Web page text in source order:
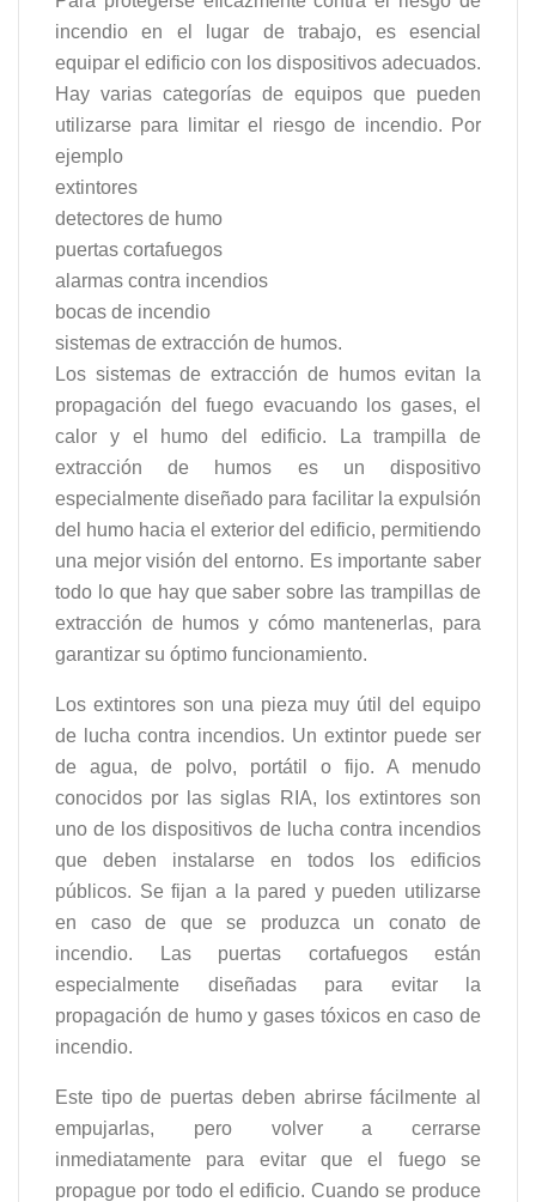
incendio en el lugar de trabajo, es esencial
equipar el edificio con los dispositivos adecuados.
Hay varias categorías de equipos que pueden
utilizarse para limitar el riesgo de incendio. Por
ejemplo
extintores
detectores de humo
puertas cortafuegos
alarmas contra incendios
bocas de incendio
sistemas de extracción de humos.
Los sistemas de extracción de humos evitan la
propagación del fuego evacuando los gases, el
calor y el humo del edificio. La trampilla de
extracción de humos es un dispositivo
especialmente diseñado para facilitar la expulsión
del humo hacia el exterior del edificio, permitiendo
una mejor visión del entorno. Es importante saber
todo lo que hay que saber sobre las trampillas de
extracción de humos y cómo mantenerlas, para
garantizar su óptimo funcionamiento.
Los extintores son una pieza muy útil del equipo
de lucha contra incendios. Un extintor puede ser
de agua, de polvo, portátil o fijo. A menudo
conocidos por las siglas RIA, los extintores son
uno de los dispositivos de lucha contra incendios
que deben instalarse en todos los edificios
públicos. Se fijan a la pared y pueden utilizarse
en caso de que se produzca un conato de
incendio. Las puertas cortafuegos están
especialmente diseñadas para evitar la
propagación de humo y gases tóxicos en caso de
incendio.
Este tipo de puertas deben abrirse fácilmente al
empujarlas, pero volver a cerrarse
inmediatamente para evitar que el fuego se
propague por todo el edificio. Cuando se produce